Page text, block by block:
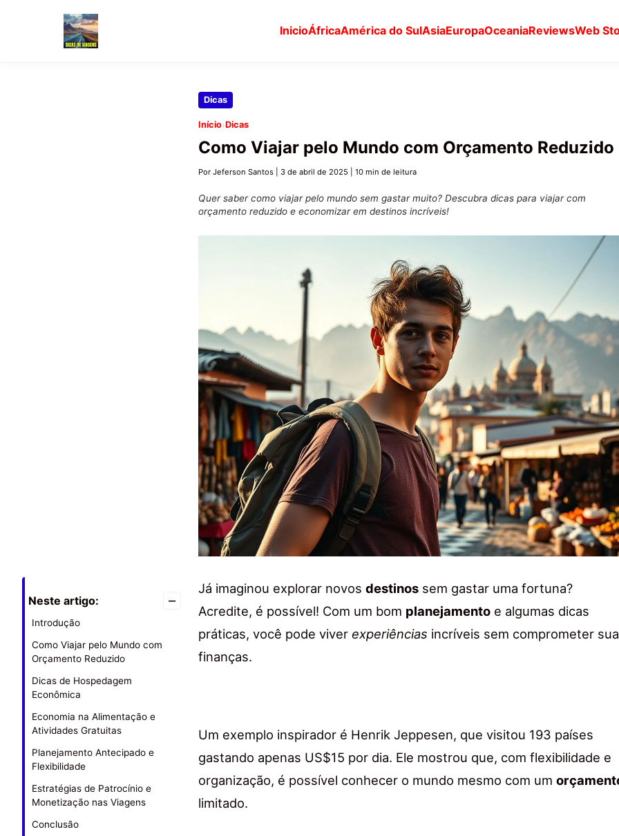
InicioÁfricaAmérica do SulAsiaEuropaOceaniaReviewsWeb
Dicas
Início›Dicas
Como Viajar pelo Mundo com Orçamento Reduzido
Por Jeferson Santos 3 de abril de 2025 10 min de leitura
Quer saber como viajar pelo mundo sem gastar muito? Descubra dicas para viajar com
orçamento reduzido e economizar em destinos incríveis!
Neste artigo: –
Introdução
Como Viajar pelo Mundo com
Orçamento Reduzido
Dicas de Hospedagem
Econômica
Economia na Alimentação e
Atividades Gratuitas
Planejamento Antecipado e
Flexibilidade
Estratégias de Patrocínio e
Monetização nas Viagens
Conclusão
Já imaginou explorar novos destinos sem gastar uma fortuna?
Acredite, é possível! Com um bom planejamento e algumas dicas
práticas, você pode viver experiências incríveis sem comprometer
finanças.
Um exemplo inspirador é Henrik Jeppesen, que visitou 193 países
gastando apenas US$15 por dia. Ele mostrou que, com flexibilidade e
organização, é possível conhecer o mundo mesmo com um
limitado.